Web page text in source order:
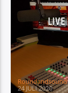
Roundandsound
24 JULI 2020